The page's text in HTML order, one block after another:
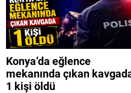
Konya’da eğlence
mekanında çıkan
1 kişi öldü